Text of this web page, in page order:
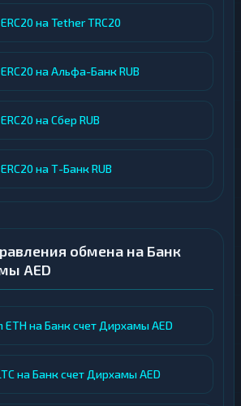
на Tether TRC20
на Альфа-Банк RUB
на Сбер RUB
на Т-Банк RUB
обмена на Банк
AED
на Банк счет Дирхамы AED
на Банк счет Дирхамы AED